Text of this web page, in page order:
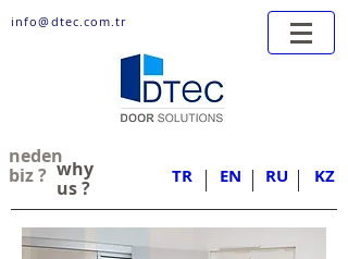
info@dtec.com.tr
neden
biz ? why
us ?
TR EN RU KZ